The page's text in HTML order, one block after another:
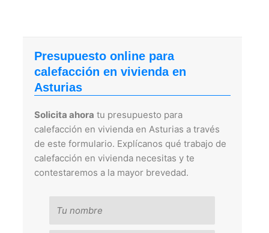
Presupuesto online para
calefacción en vivienda en
Asturias
Solicita ahora tu presupuesto para
calefacción en vivienda en Asturias a través
de este formulario. Explícanos qué trabajo de
calefacción en vivienda necesitas y te
contestaremos a la mayor brevedad.